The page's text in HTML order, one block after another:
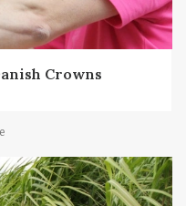
Crowns